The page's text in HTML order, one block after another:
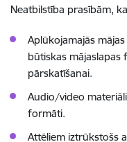
Neatbilstība prasībām,
Aplūkojamajās
būtiskas
pārskatīšanai.
Audio/video
formāti.
Attēliem iztrūkstošs